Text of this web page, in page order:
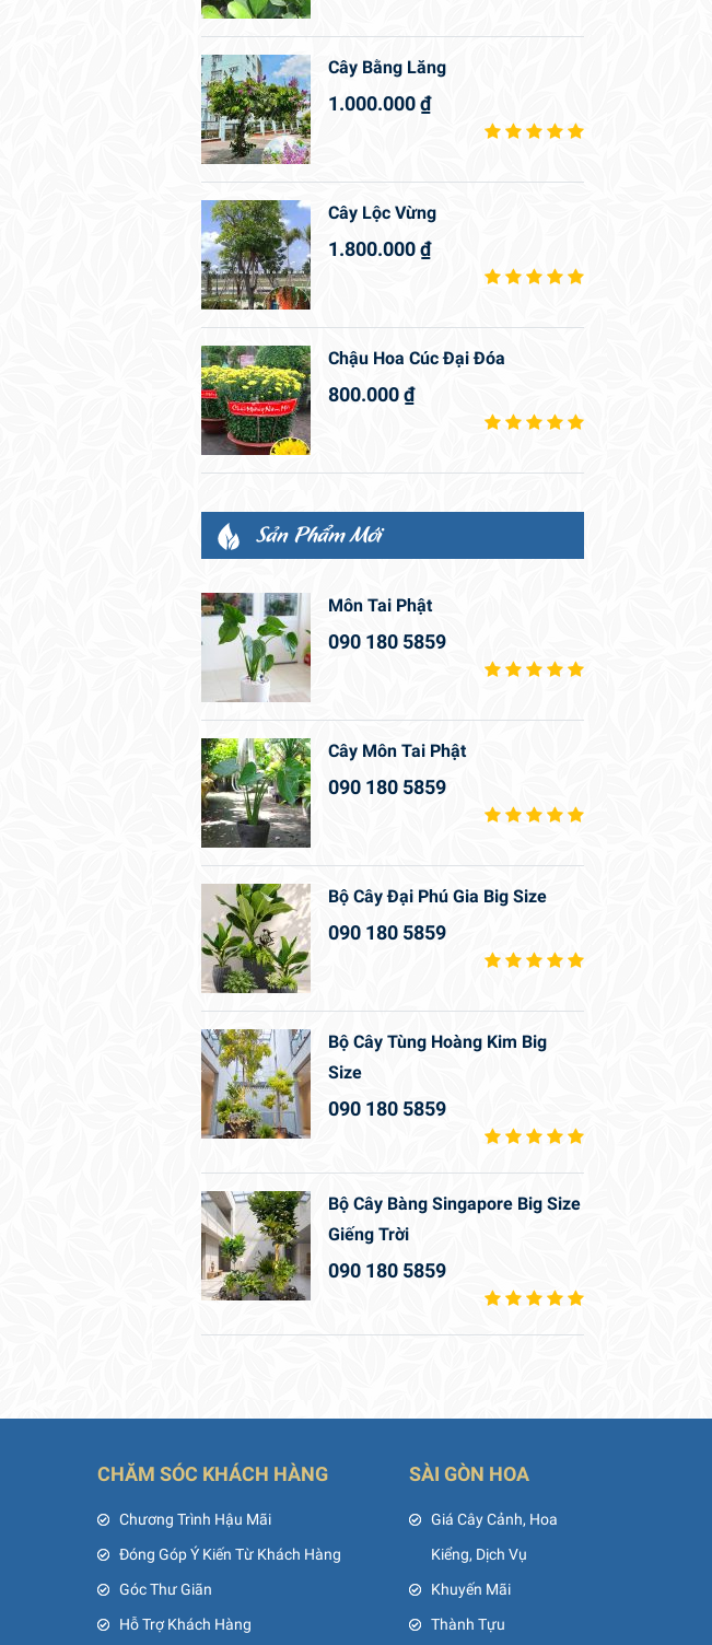
Cây Bằng Lăng
1.000.000₫
Cây Lộc Vừng
1.800.000₫
Chậu Hoa Cúc Đại Đóa
800.000₫
Sản Phẩm Mới
Môn Tai Phật
090 180 5859
Cây Môn Tai Phật
090 180 5859
Bộ Cây Đại Phú Gia Big Size
090 180 5859
Bộ Cây Tùng Hoàng Kim Big
Size
090 180 5859
Bộ Cây Bàng Singapore Big Size
Giếng Trời
090 180 5859
CHĂM SÓC KHÁCH HÀNG
Chương Trình Hậu Mãi
Đóng Góp Ý Kiến Từ Khách Hàng
Góc Thư Giãn
Hỗ Trợ Khách Hàng
SÀI GÒN HOA
Giá Cây Cảnh, Hoa
Kiểng, Dịch Vụ
Khuyến Mãi
Thành Tựu